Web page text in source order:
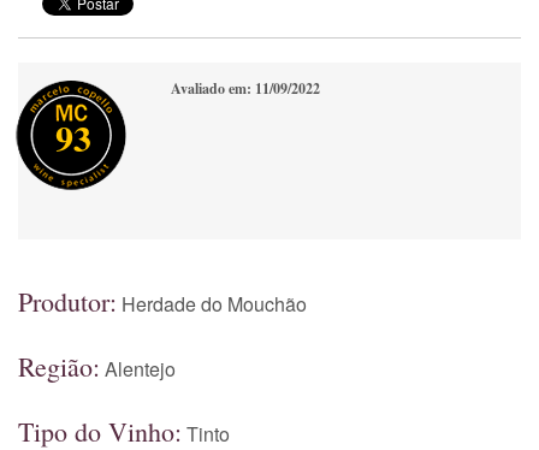
93
Avaliado em: 11/09/2022
Produtor: Herdade do Mouchão
Região: Alentejo
Tipo do Vinho: Tinto